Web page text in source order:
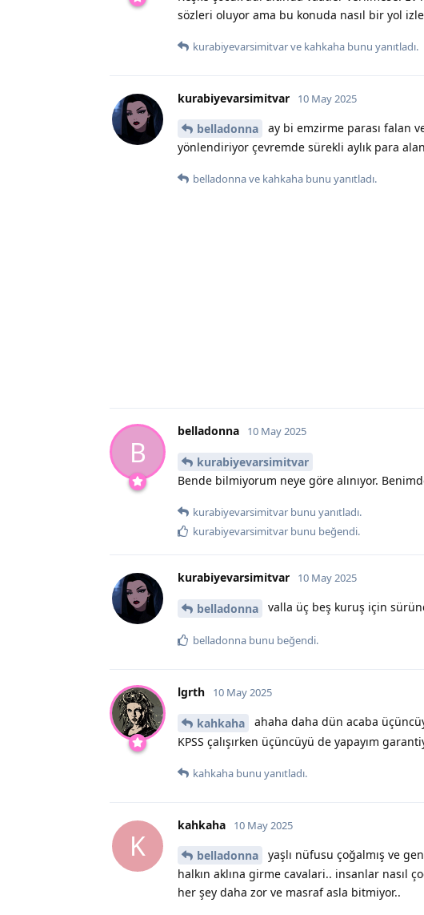
sözleri oluyor ama bu konuda nasıl bir yol
kurabiyevarsimitvarve kahkaha bunu yanıtladı.
kurabiyevarsimitvar 10 May 2025
belladonna
ay bi emzirme parası falan
yönlendiriyor çevremde sürekli aylık para
belladonnave kahkaha bunu yanıtladı.
B
belladonna 10 May 2025
kurabiyevarsimitvar
Bende bilmiyorum neye göre alınıyor.
kurabiyevarsimitvar bunu yanıtladı.
kurabiyevarsimitvar bunu beğendi.
kurabiyevarsimitvar 10 May 2025
belladonna valla üç beş kuruş için
belladonna bunu beğendi.
lgrth 10 May 2025
kahkaha
ahaha daha dün acaba
KPSS çalışırken üçüncüyü de yapayım
kahkaha bunu yanıtladı.
K
kahkaha 10 May 2025
belladonna
yaşlı nüfusu çoğalmış ve
halkın aklına girme cavalari.. insanlar nasıl
her şey daha zor ve masraf asla bitmiyor..